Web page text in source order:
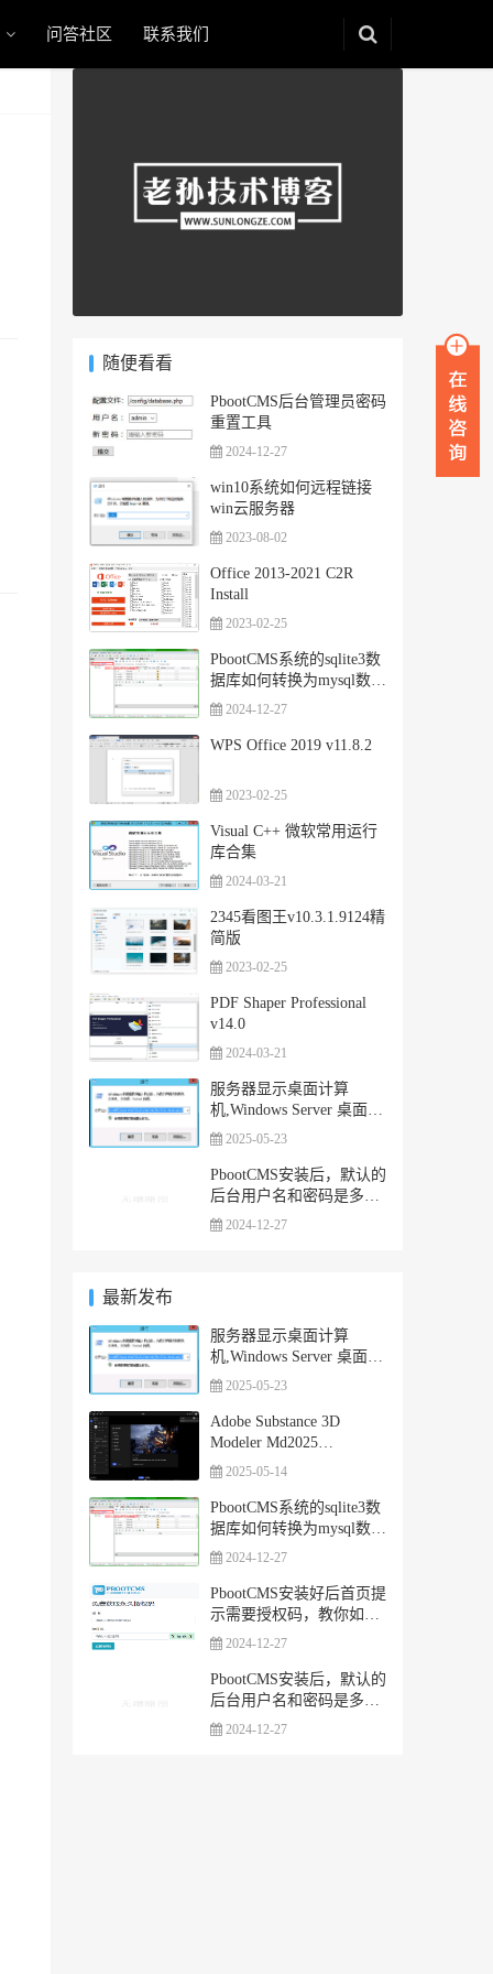
问答社区 联系我们
随便看看
PbootCMS后台管理员密码
重置工具
2024-12-27
win10系统如何远程链接
win云服务器
2023-08-02
Office 2013-2021 C2R
Install
2023-02-25
PbootCMS系统的sqlite3数
据库如何转换为mysql数据
库 2024-12-27
WPS Office 2019 v11.8.2
2023-02-25
Visual C++ 微软常用运行
库合集
2024-03-21
2345看图王v10.3.1.9124精
简版
2023-02-25
PDF Shaper Professional
v14.0
2024-03-21
服务器显示桌面计算
机,Windows Server 桌面显
示我的电脑图标
2025-05-23
PbootCMS安装后，默认的
后台用户名和密码是多
少，怎么登陆？
2024-12-27
最新发布
服务器显示桌面计算
机,Windows Server 桌面显
示我的电脑图标
2025-05-23
Adobe Substance 3D
Modeler Md2025
(1.21.0.1182) 一键安装正
2025-05-14
PbootCMS系统的sqlite3数
据库如何转换为mysql数据
库 2024-12-27
PbootCMS安装好后首页提
示需要授权码，教你如何
免费获取
2024-12-27
PbootCMS安装后，默认的
后台用户名和密码是多
少，怎么登陆？
2024-12-27